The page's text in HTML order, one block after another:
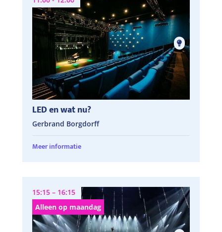
LED en wat nu?
Gerbrand Borgdorff
Meer informatie
15:15 – 16:15
Alleen op maandag